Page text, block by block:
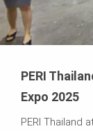
PERI
Expo 2025
PERI Thailand